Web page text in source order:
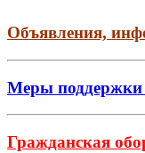
Объявления,
Меры поддержки
Гражданская